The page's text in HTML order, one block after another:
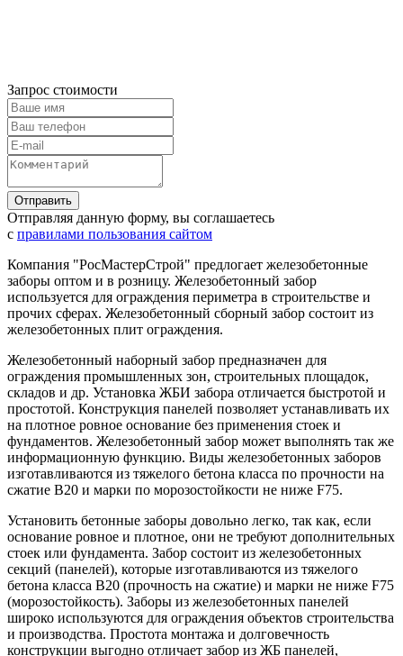
Запрос стоимости
Отправляя данную форму, вы соглашаетесь
с правилами пользования сайтом
Компания "РосМастерСтрой" предлогает железобетонные
заборы оптом и в розницу. Железобетонный забор
используется для ограждения периметра в строительстве и
прочих сферах. Железобетонный сборный забор состоит из
железобетонных плит ограждения.
Железобетонный наборный забор предназначен для
ограждения промышленных зон, строительных площадок,
складов и др. Установка ЖБИ забора отличается быстротой и
простотой. Конструкция панелей позволяет устанавливать их
на плотное ровное основание без применения стоек и
фундаментов. Железобетонный забор может выполнять так же
информационную функцию. Виды железобетонных заборов
изготавливаются из тяжелого бетона класса по прочности на
сжатие В20 и марки по морозостойкости не ниже F75.
Установить бетонные заборы довольно легко, так как, если
основание ровное и плотное, они не требуют дополнительных
стоек или фундамента. Забор состоит из железобетонных
секций (панелей), которые изготавливаются из тяжелого
бетона класса В20 (прочность на сжатие) и марки не ниже F75
(морозостойкость). Заборы из железобетонных панелей
широко используются для ограждения объектов строительства
и производства. Простота монтажа и долговечность
конструкции выгодно отличает забор из ЖБ панелей,